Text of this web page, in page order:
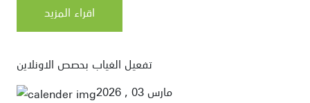
اقراء المزيد
تفعيل الغياب بحصص الاونلاين
مارس 03 , 2026